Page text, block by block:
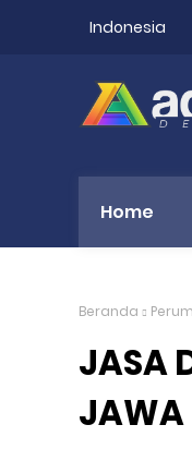
Indonesia
Home
Beranda
JASA
JAWA